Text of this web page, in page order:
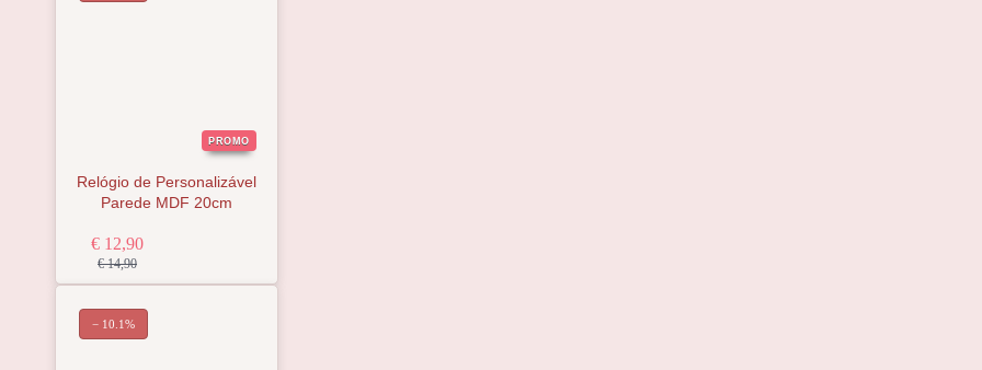
PROMO
Relógio de Personalizável
Parede MDF 20cm
€ 12,90
€ 14,90
− 10.1%